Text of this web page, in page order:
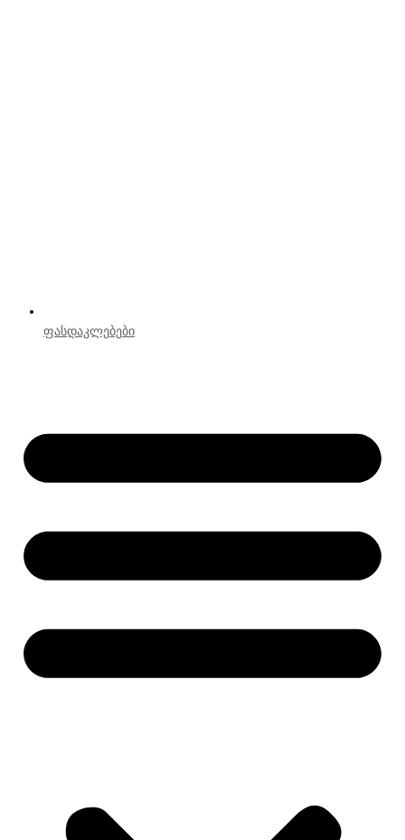
ფასდაკლებები